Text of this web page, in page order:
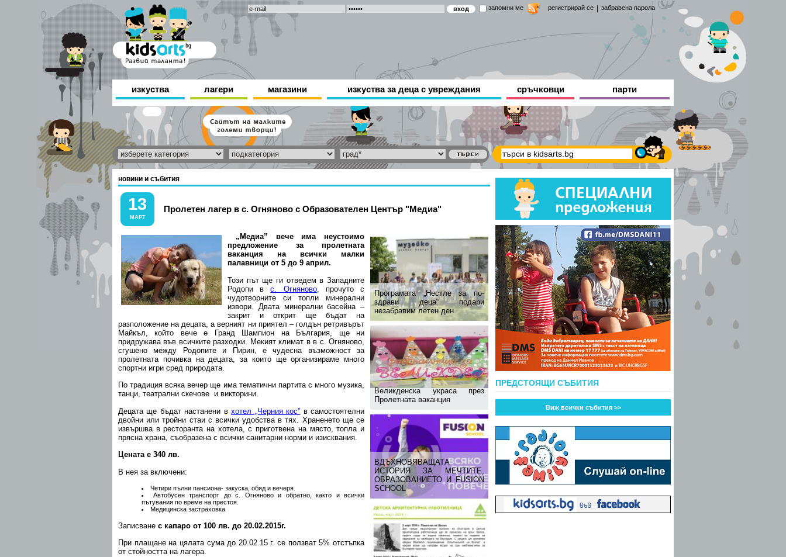
запомни ме регистрирай се забравена парола
изкуства лагери магазини изкуства за деца с увреждания сръчковци парти
новини и събития
13
МАРТ
Пролетен лагер в с. Огняново с Образователен Център "Медиа"
Програмата „Нестле за по-
здрави деца“ подари
незабравим летен ден
Великденска украса през
Пролетната ваканция
ВДЪХНОВЯВАЩАТА
ИСТОРИЯ ЗА МЕЧТИТЕ,
ОБРАЗОВАНИЕТО И FUSION
SCHOOL
„Медиа” вече има неустоимо
предложение за пролетната
ваканция на всички малки
палавници от 5 до 9 април.
Този път ще ги отведем в Западните
Родопи вс. Огняново, прочуто с
чудотворните си топли минерални
извори. Двата минерални басейна –
закрит и открит ще бъдат на
разположение на децата, а верният ни приятел – голдън ретривърът
Майкъл, който вече е Гранд Шампион на България, ще ни
придружава във всичките разходки. Мекият климат в в с. Огняново,
сгушено между Родопите и Пирин, е чудесна възможност за
пролетната почивка на децата, за които ще организираме много
спортни игри сред природата.
По традиция всяка вечер ще има тематични партита с много музика,
танци, театрални скечове и викторини.
Децата ще бъдат настанени вхотел „Черния кос” в самостоятелни
двойни или тройни стаи с всички удобства в тях. Храненето ще се
извършва в ресторанта на хотела, с приготвена на място, топла и
прясна храна, съобразена с всички санитарни норми и изисквания.
Цената е 340 лв.
В нея за включени:
Четири пълни пансиона- закуска, обяд и вечеря.
Автобусен транспорт до с. Огняново и обратно, както и всички
пътувания по време на престоя.
Медицинска застраховка
Записване с капаро от 100 лв. до 20.02.2015г.
При плащане на цялата сума до 20.02.15 г. се ползват 5% отстъпка
от стойността на лагера.
ПРЕДСТОЯЩИ СЪБИТИЯ
Виж всички събития >>